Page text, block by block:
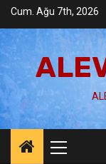
Skip
content
Cum. Ağu 7th, 2026
Menu